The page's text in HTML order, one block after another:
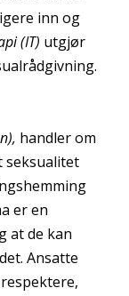
inn og
(IT) utgjør
handler om
seksualitet
er en
at de kan
Ansatte